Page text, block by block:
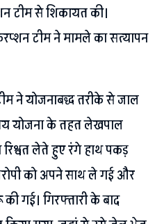
टीम से शिकायत की।
टीम ने मामले का सत्यापन
ने योजनाबद्ध तरीके से जाल
तय योजना के तहत लेखपाल
लेते हुए रंगे हाथ पकड़
को अपने साथ ले गई और
गई। गिरफ्तारी के बाद